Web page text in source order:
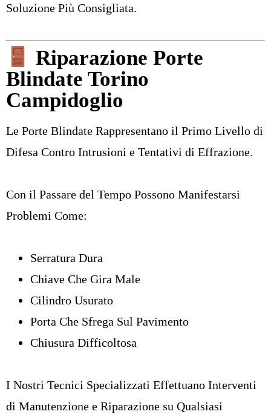
Soluzione Più Consigliata.
Riparazione Porte
Blindate Torino
Campidoglio
Le Porte Blindate Rappresentano il Primo Livello di
Difesa Contro Intrusioni e Tentativi di Effrazione.
Con il Passare del Tempo Possono Manifestarsi
Problemi Come:
Serratura Dura
Chiave Che Gira Male
Cilindro Usurato
Porta Che Sfrega Sul Pavimento
Chiusura Difficoltosa
I Nostri Tecnici Specializzati Effettuano Interventi
di Manutenzione e Riparazione su Qualsiasi